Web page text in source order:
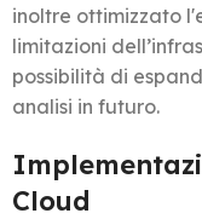
inoltre ottimizzato
limitazioni
possibilità di
analisi in futuro.
Cloud